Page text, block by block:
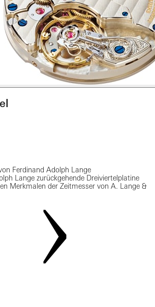
Ferdinand Adolph Lange
Lange zurückgehende Dreiviertelplatine
Merkmalen der Zeitmesser von A. Lange &